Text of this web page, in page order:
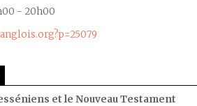
- 20h00
et le Nouveau Testament